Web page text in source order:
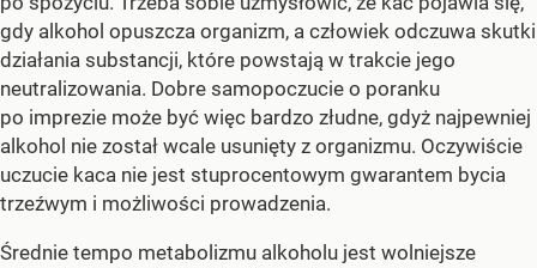
gdy alkohol opuszcza organizm, a człowiek odczuwa skutki
działania substancji, które powstają w trakcie jego
neutralizowania. Dobre samopoczucie o poranku
po imprezie może być więc bardzo złudne, gdyż najpewniej
alkohol nie został wcale usunięty z organizmu. Oczywiście
uczucie kaca nie jest stuprocentowym gwarantem bycia
trzeźwym i możliwości prowadzenia.
Średnie tempo metabolizmu alkoholu jest wolniejsze